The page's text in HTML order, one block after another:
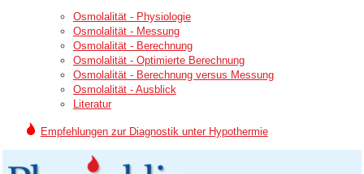
Osmolalität - Physiologie
Osmolalität - Messung
Osmolalität - Berechnung
Osmolalität - Optimierte Berechnung
Osmolalität - Berechnung versus Messung
Osmolalität - Ausblick
Literatur
Empfehlungen zur Diagnostik unter Hypothermie